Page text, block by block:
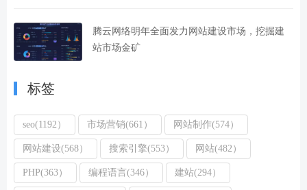
腾云网络明年全面发力网站建设市场，挖掘建
站市场金矿
标签
seo(1192） 市场营销(661） 网站制作(574）
网站建设(568） 搜索引擎(553） 网站(482）
PHP(363） 编程语言(346） 建站(294）